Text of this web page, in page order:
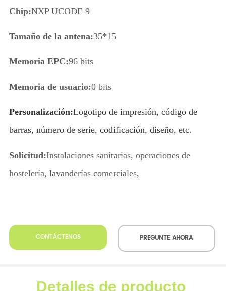
CONTÁCTENOS PREGUNTE AHORA
Detalles de producto